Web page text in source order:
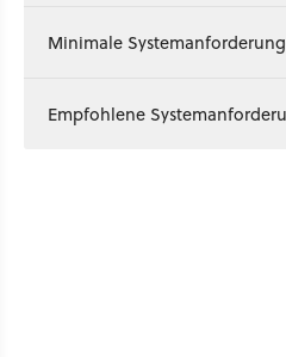
Minimale
Empfohlene